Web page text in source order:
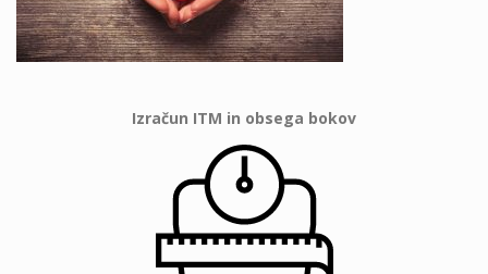
Izračun ITM in obsega bokov